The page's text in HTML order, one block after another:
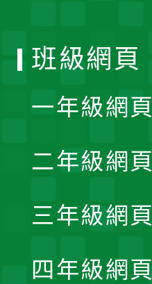
班級網頁
一年級網頁
二年級網頁
三年級網頁
四年級網頁